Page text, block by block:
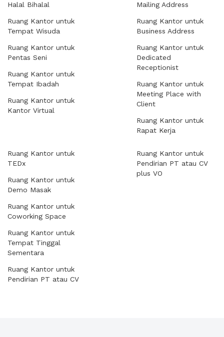
Halal Bihalal
Ruang Kantor untuk
Tempat Wisuda
Ruang Kantor untuk
Pentas Seni
Ruang Kantor untuk
Tempat Ibadah
Ruang Kantor untuk
Kantor Virtual
Mailing Address
Ruang Kantor untuk
Business Address
Ruang Kantor untuk
Dedicated
Receptionist
Ruang Kantor untuk
Meeting Place with
Client
Ruang Kantor untuk
Rapat Kerja
Ruang Kantor untuk
TEDx
Ruang Kantor untuk
Demo Masak
Ruang Kantor untuk
Coworking Space
Ruang Kantor untuk
Tempat Tinggal
Sementara
Ruang Kantor untuk
Pendirian PT atau CV
Ruang Kantor untuk
Pendirian PT atau CV
plus VO